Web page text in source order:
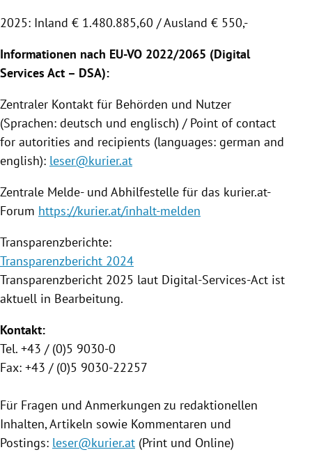
2025: Inland € 1.480.885,60 / Ausland € 550,-
Informationen nach EU-VO 2022/2065 (Digital
Services Act – DSA):
Zentraler Kontakt für Behörden und Nutzer
(Sprachen: deutsch und englisch) / Point of contact
for autorities and recipients (languages: german and
english): leser@kurier.at
Zentrale Melde- und Abhilfestelle für das kurier.at-
Forum https://kurier.at/inhalt-melden
Transparenzberichte:
Transparenzbericht 2024
Transparenzbericht 2025 laut Digital-Services-Act ist
aktuell in Bearbeitung.
Kontakt:
Tel. +43 / (0)5 9030-0
Fax: +43 / (0)5 9030-22257
Für Fragen und Anmerkungen zu redaktionellen
Inhalten, Artikeln sowie Kommentaren und
Postings: leser@kurier.at (Print und Online)